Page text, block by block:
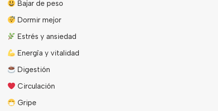
Bajar de peso
Dormir mejor
Estrés y ansiedad
Energîa y vitalidad
Digestión
Circulación
Gripe